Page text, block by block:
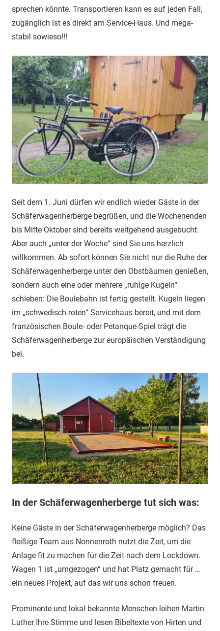
sprechen könnte. Transportieren kann es auf jeden Fall,
zugänglich ist es direkt am Service-Haus. Und mega-
stabil sowieso!!!
Seit dem 1. Juni dürfen wir endlich wieder Gäste in der
Schäferwagenherberge begrüßen, und die Wochenenden
bis Mitte Oktober sind bereits weitgehend ausgebucht.
Aber auch „unter der Woche“ sind Sie uns herzlich
willkommen. Ab sofort können Sie nicht nur die Ruhe der
Schäferwagenherberge unter den Obstbäumen genießen,
sondern auch eine oder mehrere „ruhige Kugeln“
schieben: Die Boulebahn ist fertig gestellt. Kugeln liegen
im „schwedisch-roten“ Servicehaus bereit, und mit dem
französischen Boule- oder Petanque-Spiel trägt die
Schäferwagenherberge zur europäischen Verständigung
bei.
In der Schäferwagenherberge tut sich was:
Keine Gäste in der Schäferwagenherberge möglich? Das
fleißige Team aus Nonnenroth nutzt die Zeit, um die
Anlage fit zu machen für die Zeit nach dem Lockdown.
Wagen 1 ist „umgezogen“ und hat Platz gemacht für …
ein neues Projekt, auf das wir uns schon freuen.
Prominente und lokal bekannte Menschen leihen Martin
Luther Ihre Stimme und lesen Bibeltexte von Hirten und